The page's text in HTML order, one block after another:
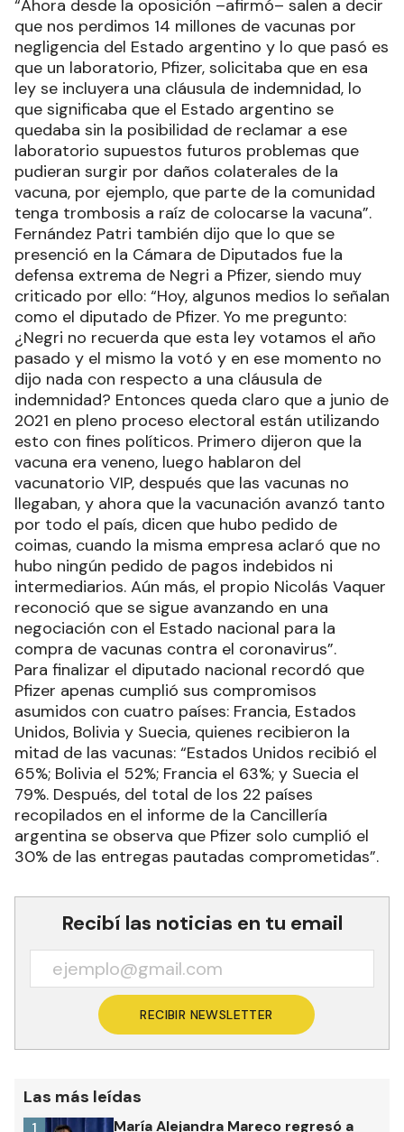
“Ahora desde la oposición –afirmó– salen a decir
que nos perdimos 14 millones de vacunas por
negligencia del Estado argentino y lo que pasó es
que un laboratorio, Pfizer, solicitaba que en esa
ley se incluyera una cláusula de indemnidad, lo
que significaba que el Estado argentino se
quedaba sin la posibilidad de reclamar a ese
laboratorio supuestos futuros problemas que
pudieran surgir por daños colaterales de la
vacuna, por ejemplo, que parte de la comunidad
tenga trombosis a raíz de colocarse la vacuna”.
Fernández Patri también dijo que lo que se
presenció en la Cámara de Diputados fue la
defensa extrema de Negri a Pfizer, siendo muy
criticado por ello: “Hoy, algunos medios lo señalan
como el diputado de Pfizer. Yo me pregunto:
¿Negri no recuerda que esta ley votamos el año
pasado y el mismo la votó y en ese momento no
dijo nada con respecto a una cláusula de
indemnidad? Entonces queda claro que a junio de
2021 en pleno proceso electoral están utilizando
esto con fines políticos. Primero dijeron que la
vacuna era veneno, luego hablaron del
vacunatorio VIP, después que las vacunas no
llegaban, y ahora que la vacunación avanzó tanto
por todo el país, dicen que hubo pedido de
coimas, cuando la misma empresa aclaró que no
hubo ningún pedido de pagos indebidos ni
intermediarios. Aún más, el propio Nicolás Vaquer
reconoció que se sigue avanzando en una
negociación con el Estado nacional para la
compra de vacunas contra el coronavirus”.
Para finalizar el diputado nacional recordó que
Pfizer apenas cumplió sus compromisos
asumidos con cuatro países: Francia, Estados
Unidos, Bolivia y Suecia, quienes recibieron la
mitad de las vacunas: “Estados Unidos recibió el
65%; Bolivia el 52%; Francia el 63%; y Suecia el
79%. Después, del total de los 22 países
recopilados en el informe de la Cancillería
argentina se observa que Pfizer solo cumplió el
30% de las entregas pautadas comprometidas”.
Recibí las noticias en tu email
RECIBIR NEWSLETTER
Las más leídas
María Alejandra Mareco regresó a
1